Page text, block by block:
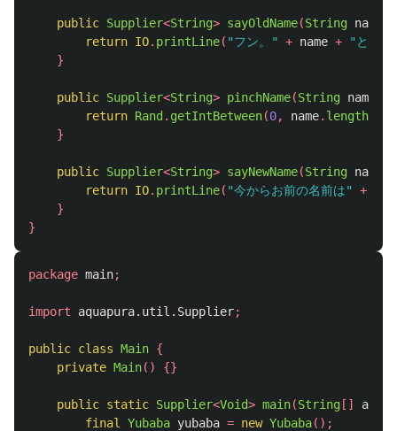
public Supplier<String> sayOldName(String name
return IO. printLine( "フン。" + name +
"という
}
public Supplier<String> pinchName(String name
return Rand . getIntBetween(0, name. length
}
public Supplier<String> sayNewName(String name
return IO. printLine( "今からお前の名前は" +
}
}
package main;
import aquapura.util.Supplier;
public class Main {
private Main() {}
public static Supplier<Void> main(String [] args
final
Yubaba yubaba = new Yubaba();